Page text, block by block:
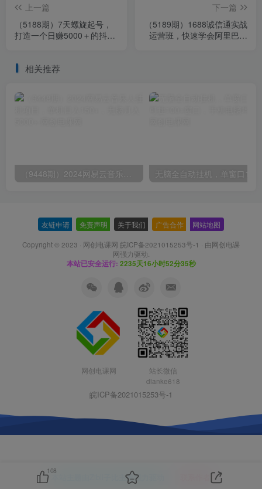
上一篇
（5188期）7天螺旋起号，
打造一个日赚5000＋的抖音
下一篇
（5189期）1688诚信通实战
运营班，快速学会阿里巴巴
相关推荐
友链申请 免责声明 关于我们 广告合作 网站地图
Copyright © 2023 · 网创电课网 皖ICP备2021015253号-1 · 由网创电课
网强力驱动.
本站已安全运行: 2235天16小时52分36秒
网创电课网
站长微信
dianke618
皖ICP备2021015253号-1
108
本站主题由Zibll子比主题强力驱动